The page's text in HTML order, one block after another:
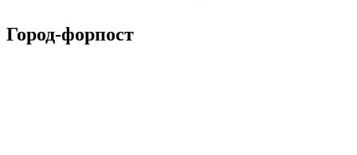
Город-форпост